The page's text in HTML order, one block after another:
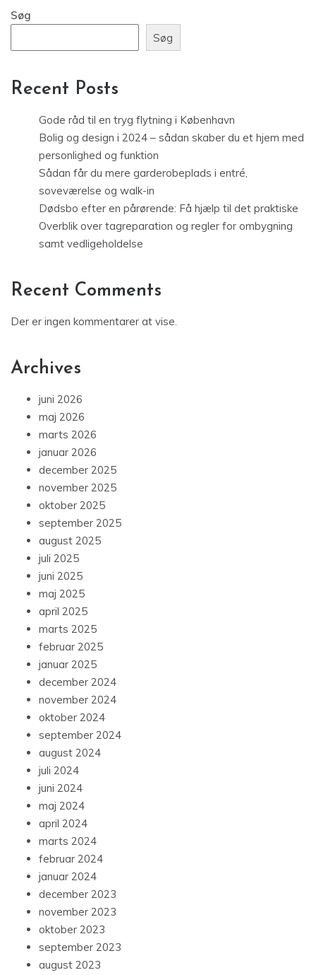
Søg
Søg
Recent Posts
Gode råd til en tryg flytning i København
Bolig og design i 2024 – sådan skaber du et hjem med
personlighed og funktion
Sådan får du mere garderobeplads i entré,
soveværelse og walk-in
Dødsbo efter en pårørende: Få hjælp til det praktiske
Overblik over tagreparation og regler for ombygning
samt vedligeholdelse
Recent Comments
Der er ingen kommentarer at vise.
Archives
juni 2026
maj 2026
marts 2026
januar 2026
december 2025
november 2025
oktober 2025
september 2025
august 2025
juli 2025
juni 2025
maj 2025
april 2025
marts 2025
februar 2025
januar 2025
december 2024
november 2024
oktober 2024
september 2024
august 2024
juli 2024
juni 2024
maj 2024
april 2024
marts 2024
februar 2024
januar 2024
december 2023
november 2023
oktober 2023
september 2023
august 2023